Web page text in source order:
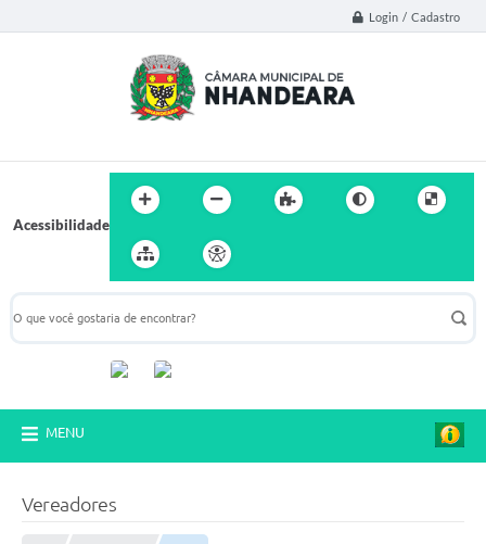
Login / Cadastro
Acessibilidade
MENU
Vereadores